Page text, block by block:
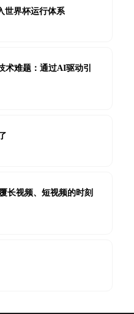
世界杯运行体系
术难题：通过AI驱动引
长视频、短视频的时刻